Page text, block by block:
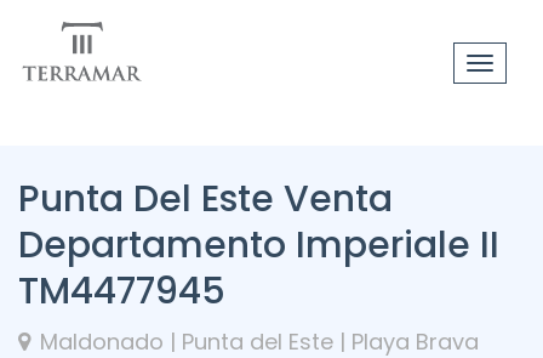
Toggle
Punta Del Este Venta
Departamento Imperiale II
TM4477945
Maldonado | Punta del Este | Playa Brava